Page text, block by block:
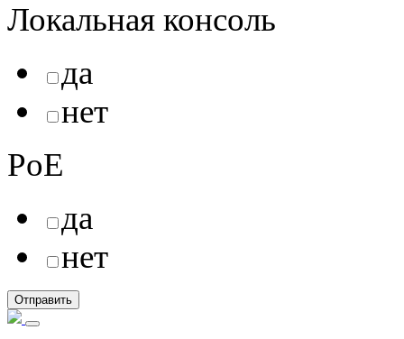
Локальная консоль
да
нет
PoE
да
нет